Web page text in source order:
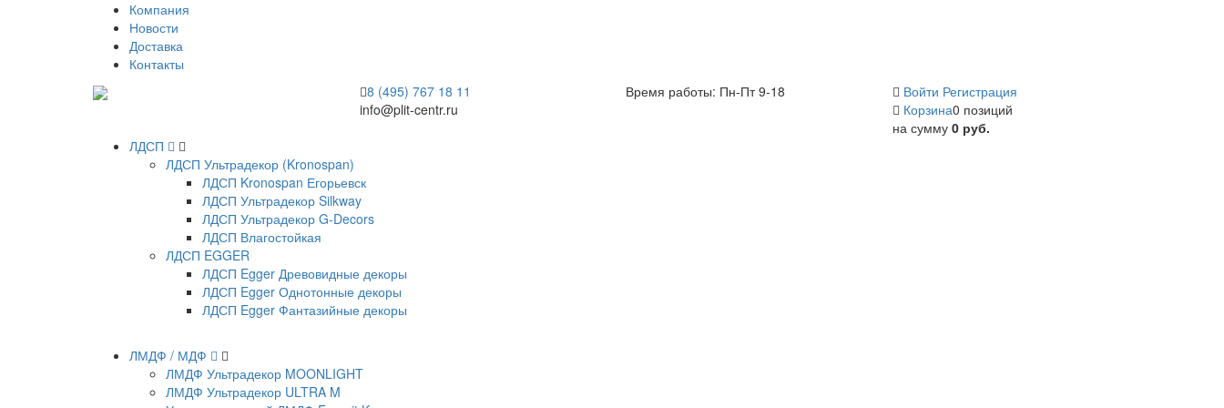
Компания
Новости
Доставка
Контакты
8 (495) 767 18 11
info@plit-centr.ru
Время работы: Пн-Пт 9-18 Войти Регистрация
Корзина0 позиций
на сумму 0 руб.
ЛДСП
ЛДСП Ультрадекор (Kronospan)
ЛДСП Kronospan Егорьевск
ЛДСП Ультрадекор Silkway
ЛДСП Ультрадекор G-Decors
ЛДСП Влагостойкая
ЛДСП EGGER
ЛДСП Egger Древовидные декоры
ЛДСП Egger Однотонные декоры
ЛДСП Egger Фантазийные декоры
ЛМДФ / МДФ
ЛМДФ Ультрадекор MOONLIGHT
ЛМДФ Ультрадекор ULTRA M